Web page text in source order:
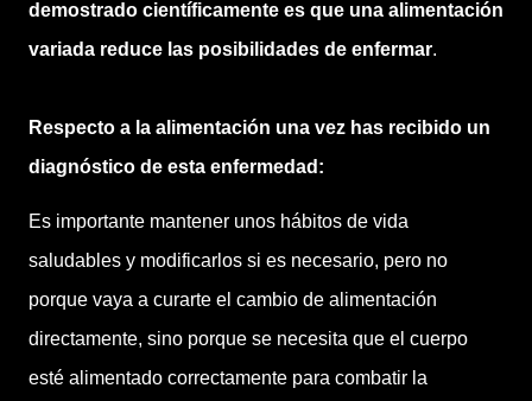
demostrado científicamente es que una alimentación
variada reduce las posibilidades de enfermar.
Respecto a la alimentación una vez has recibido un
diagnóstico de esta enfermedad:
Es importante mantener unos hábitos de vida
saludables y modificarlos si es necesario, pero no
porque vaya a curarte el cambio de alimentación
directamente, sino porque se necesita que el cuerpo
esté alimentado correctamente para combatir la